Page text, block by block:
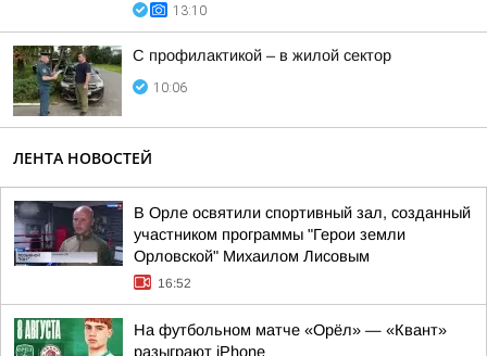
13:10
С профилактикой – в жилой сектор
10:06
ЛЕНТА НОВОСТЕЙ
В Орле освятили спортивный зал, созданный
участником программы "Герои земли
Орловской" Михаилом Лисовым
16:52
На футбольном матче «Орёл» — «Квант»
разыграют iPhone